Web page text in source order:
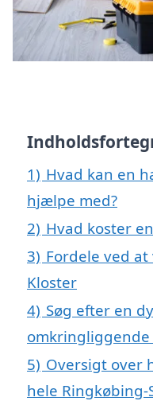
1) Hvad kan en
hjælpe med?
2) Hvad koster
3) Fordele ved
Kloster
4) Søg efter en
5) Oversigt over
hele